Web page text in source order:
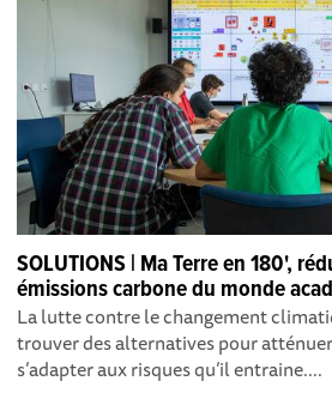
SOLUTIONS | Ma Terre en 180',
émissions carbone du monde
La lutte contre le changement
trouver des alternatives pour
s’adapter aux risques qu’il entraine....